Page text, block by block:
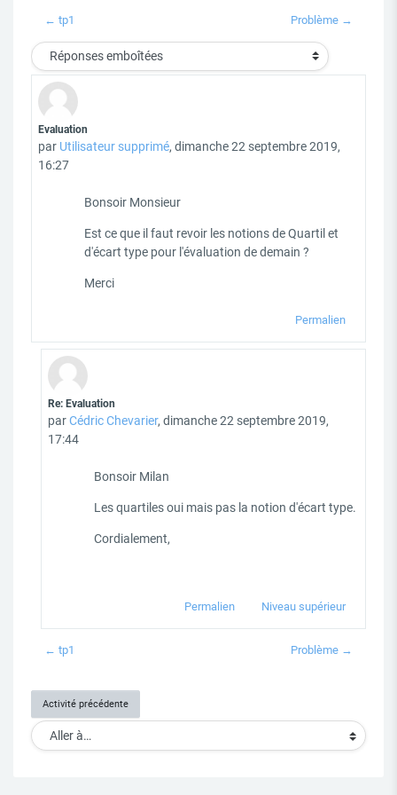
← tp1 Problème →
Type d'affichage
Evaluation
par Utilisateur supprimé, dimanche 22 septembre 2019,
16:27
Nombre de réponses : 1
Bonsoir Monsieur
Est ce que il faut revoir les notions de Quartil et
d'écart type pour l'évaluation de demain ?
Merci
Permalien
En réponse à Utilisateur supprimé
Re: Evaluation
parCédric Chevarier,dimanche 22 septembre 2019,
17:44
Bonsoir Milan
Les quartiles oui mais pas la notion d'écart type.
Cordialement,
Permalien Niveau supérieur
← tp1 Problème →
Activité précédente
Aller à…